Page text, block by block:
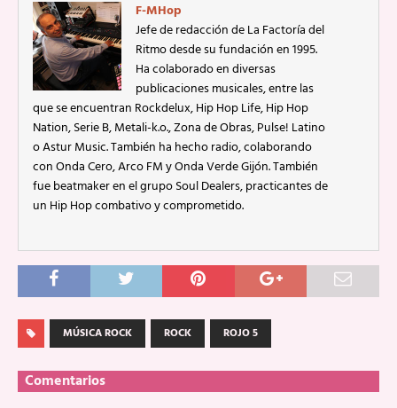
F-MHop
Jefe de redacción de La Factoría del
Ritmo desde su fundación en 1995.
Ha colaborado en diversas
publicaciones musicales, entre las
que se encuentran Rockdelux, Hip Hop Life, Hip Hop
Nation, Serie B, Metali-k.o., Zona de Obras, Pulse! Latino
o Astur Music. También ha hecho radio, colaborando
con Onda Cero, Arco FM y Onda Verde Gijón. También
fue beatmaker en el grupo Soul Dealers, practicantes de
un Hip Hop combativo y comprometido.
MÚSICA ROCK ROCK ROJO 5
Comentarios